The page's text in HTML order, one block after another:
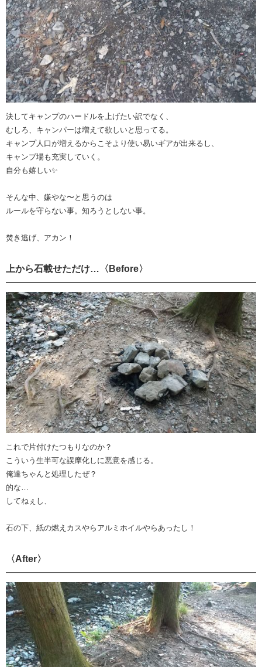
決してキャンプのハードルを上げたい訳でなく、
むしろ、キャンパーは増えて欲しいと思ってる。
キャンプ人口が増えるからこそより使い易いギアが出来るし、
キャンプ場も充実していく。
自分も嬉しい✨
そんな中、嫌やな〜と思うのは
ルールを守らない事。知ろうとしない事。
焚き逃げ、アカン！
上から石載せただけ…〈Before〉
これで片付けたつもりなのか？
こういう生半可な誤摩化しに悪意を感じる。
俺達ちゃんと処理したぜ？
的な…
してねぇし、
石の下、紙の燃えカスやらアルミホイルやらあったし！
〈After〉